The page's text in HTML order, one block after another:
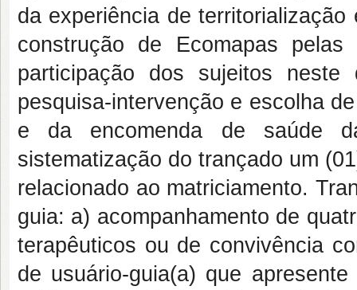
da experiência de
construção de Ecomapas
participação dos sujeitos
pesquisa-intervenção e escolha de
e da encomenda de saúde
sistematização do trançado um
relacionado ao matriciamento.
guia: a) acompanhamento de
terapêuticos ou de convivência
de usuário-guia(a) que